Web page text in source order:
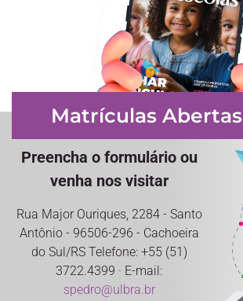
Matrículas Abertas
Preencha o formulário ou
venha nos visitar
Rua Major Ouriques, 2284 - Santo
Antônio - 96506-296 - Cachoeira
do Sul/RS Telefone: +55 (51)
3722.4399 · E-mail:
spedro@ulbra.br